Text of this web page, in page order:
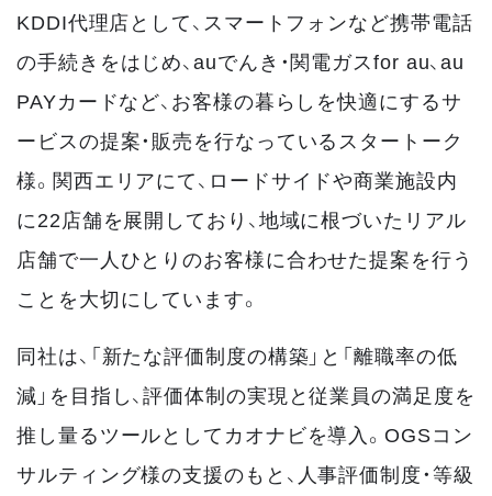
KDDI代理店として、スマートフォンなど携帯電話
の手続きをはじめ、auでんき・関電ガスfor au、au
PAYカードなど、お客様の暮らしを快適にするサ
ービスの提案・販売を行なっているスタートーク
様。関西エリアにて、ロードサイドや商業施設内
に22店舗を展開しており、地域に根づいたリアル
店舗で一人ひとりのお客様に合わせた提案を行う
ことを大切にしています。
同社は、「新たな評価制度の構築」と「離職率の低
減」を目指し、評価体制の実現と従業員の満足度を
推し量るツールとしてカオナビを導入。OGSコン
サルティング様の支援のもと、人事評価制度・等級